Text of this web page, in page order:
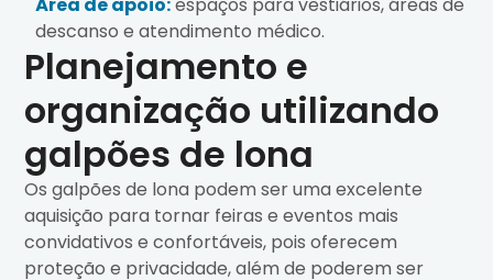
descanso e atendimento médico.
Planejamento e
organização utilizando
galpões de lona
Os galpões de lona podem ser uma excelente
aquisição para tornar feiras e eventos mais
convidativos e confortáveis, pois oferecem
proteção e privacidade, além de poderem ser